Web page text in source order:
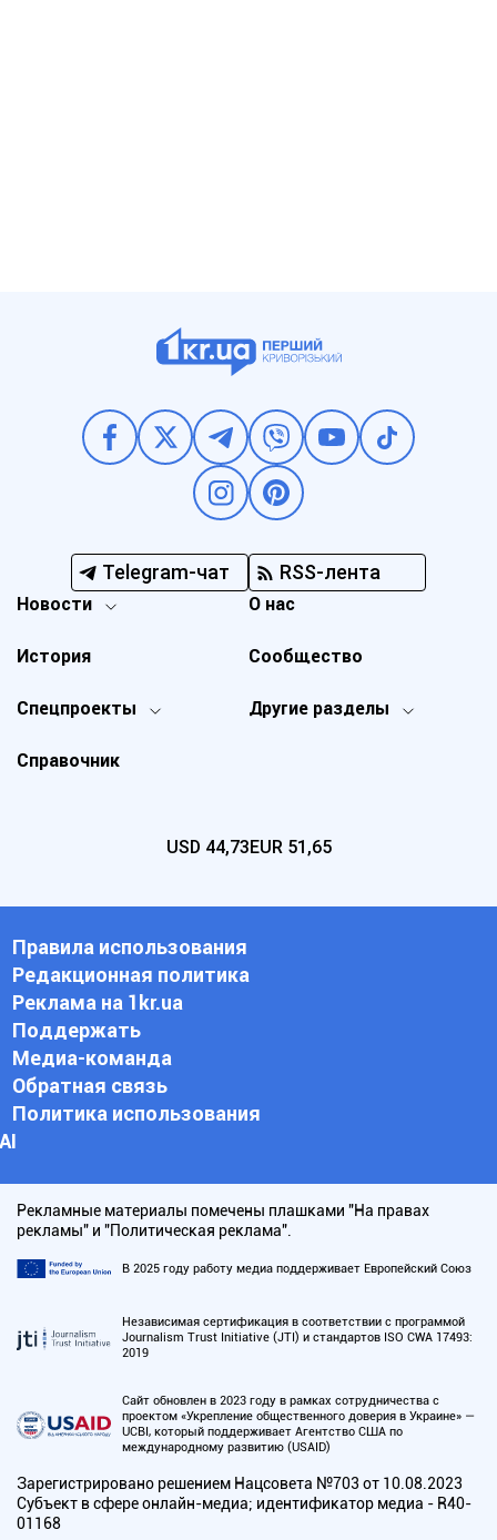
Telegram-чат RSS-лента
Новости
Спецпроекты Другие разделы
История
О нас
Справочник
Сообщество
USD 44,73EUR 51,65
Правила использования
Редакционная политика
Реклама на 1kr.ua
Поддержать
Медиа-команда
Обратная связь
Политика использования
АI
Рекламные материалы помечены плашками "На правах
рекламы" и "Политическая реклама".
В 2025 году работу медиа поддерживает Европейский Союз
Независимая сертификация в соответствии с программой
Journalism Trust Initiative (JTI) и стандартов ISO CWA 17493:
2019
Сайт обновлен в 2023 году в рамках сотрудничества с
проектом «Укрепление общественного доверия в Украине» —
UCBI, который поддерживает Агентство США по
международному развитию (USAID)
Зарегистрировано решением Нацсовета №703 от 10.08.2023
Субъект в сфере онлайн-медиа; идентификатор медиа - R40-
01168